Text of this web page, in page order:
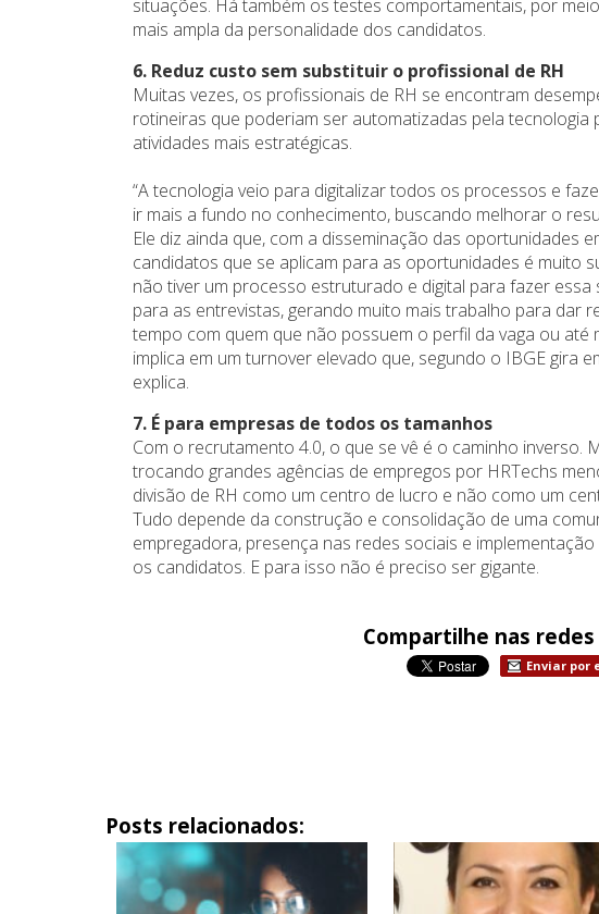
situações. Há também os testes comportamentais, por
mais ampla da personalidade dos candidatos.
6. Reduz custo sem substituir o profissional de RH
Muitas vezes, os profissionais de RH se encontram
rotineiras que poderiam ser automatizadas pela
atividades mais estratégicas.
“A tecnologia veio para digitalizar todos os processos e
ir mais a fundo no conhecimento, buscando melhorar o
Ele diz ainda que, com a disseminação das oportunidades
candidatos que se aplicam para as oportunidades é muito
não tiver um processo estruturado e digital para fazer essa
para as entrevistas, gerando muito mais trabalho para dar
tempo com quem que não possuem o perfil da vaga ou
implica em um turnover elevado que, segundo o IBGE gira
explica.
7. É para empresas de todos os tamanhos
Com o recrutamento 4.0, o que se vê é o caminho inverso.
trocando grandes agências de empregos por HRTechs
divisão de RH como um centro de lucro e não como um
Tudo depende da construção e consolidação de uma
empregadora, presença nas redes sociais e
os candidatos. E para isso não é preciso ser gigante.
Compartilhe nas redes
Enviar por
Posts relacionados: